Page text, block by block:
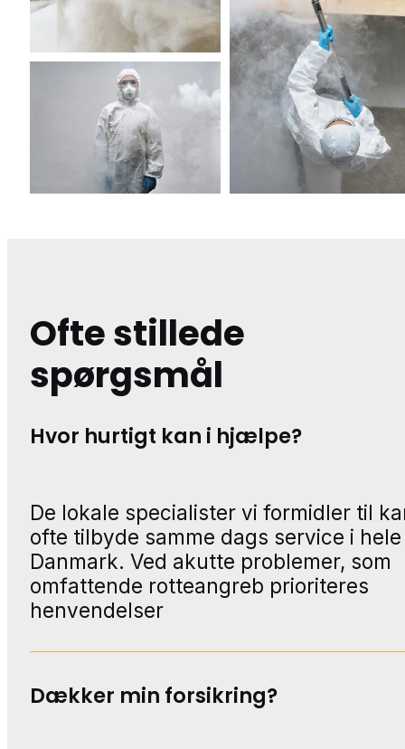
Ofte stillede
spørgsmål
Hvor hurtigt kan i hjælpe?
De lokale specialister vi formidler til
ofte tilbyde samme dags service i hele
Danmark. Ved akutte problemer, som
omfattende rotteangreb prioriteres
henvendelser
Dækker min forsikring?